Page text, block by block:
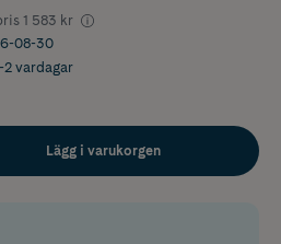
1 583 kr
08-30
2 vardagar
Lägg i varukorgen